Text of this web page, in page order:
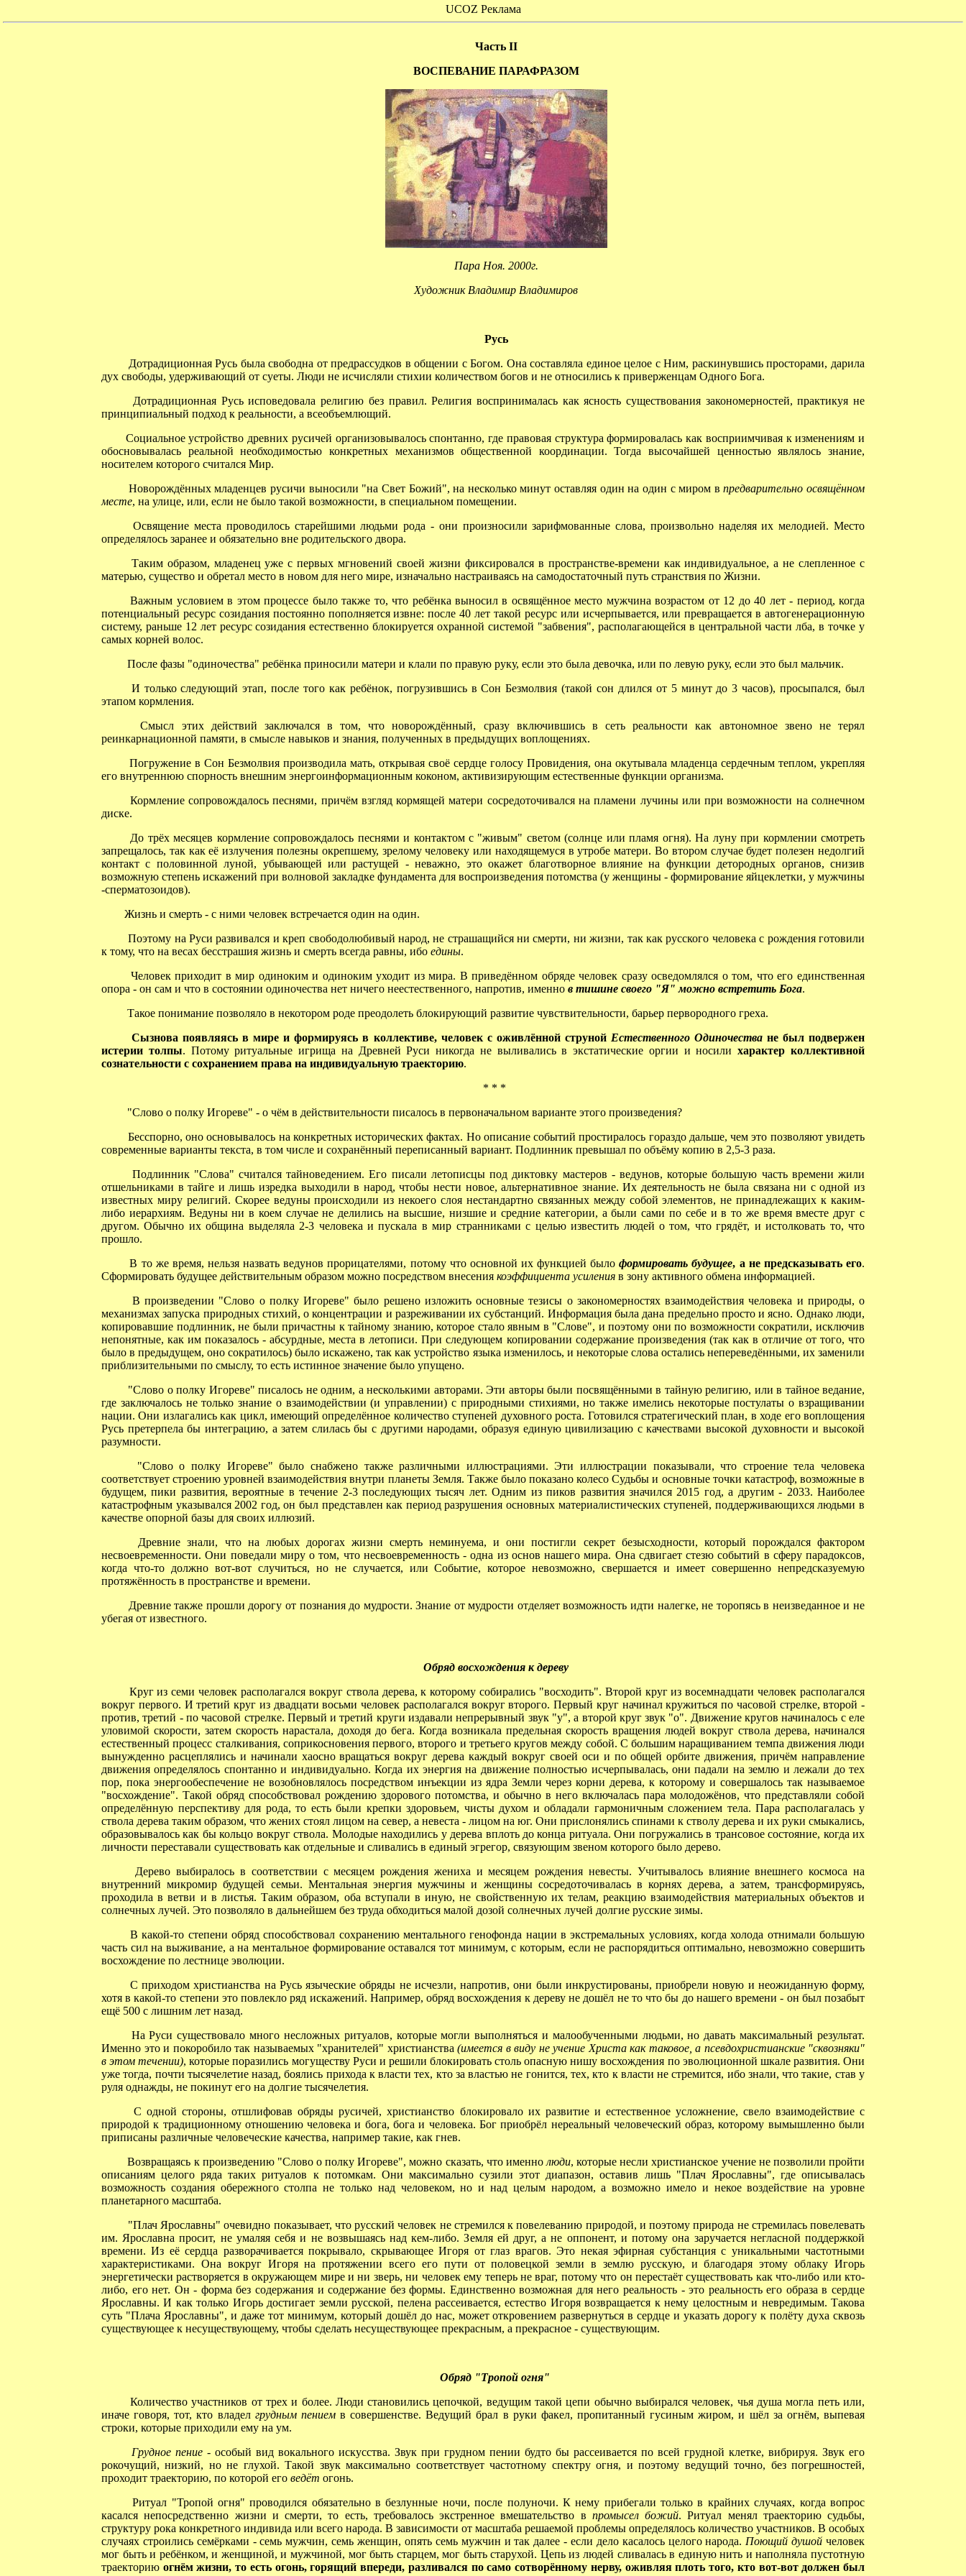
UCOZ Реклама
Часть II
ВОСПЕВАНИЕ ПАРАФРАЗОМ
Пара Ноя. 2000г.
Художник Владимир Владимиров
Русь
Дотрадиционная Русь была свободна от предрассудков в общении с Богом. Она составляла единое целое с Ним, раскинувшись просторами, дарила
дух свободы, удерживающий от суеты. Люди не исчисляли стихии количеством богов и не относились к приверженцам Одного Бога.
Дотрадиционная Русь исповедовала религию без правил. Религия воспринималась как ясность существования закономерностей, практикуя не
принципиальный подход к реальности, а всеобъемлющий.
Социальное устройство древних русичей организовывалось спонтанно, где правовая структура формировалась как восприимчивая к изменениям и
обосновывалась реальной необходимостью конкретных механизмов общественной координации. Тогда высочайшей ценностью являлось знание,
носителем которого считался Мир.
Новорождённых младенцев русичи выносили "на Свет Божий", на несколько минут оставляя один на один с миром впредварительно освящённом
месте, на улице, или, если не было такой возможности, в специальном помещении.
Освящение места проводилось старейшими людьми рода - они произносили зарифмованные слова, произвольно наделяя их мелодией. Место
определялось заранее и обязательно вне родительского двора.
Таким образом, младенец уже с первых мгновений своей жизни фиксировался в пространстве-времени как индивидуальное, а не слепленное с
матерью, существо и обретал место в новом для него мире, изначально настраиваясь на самодостаточный путь странствия по Жизни.
Важным условием в этом процессе было также то, что ребёнка выносил в освящённое место мужчина возрастом от 12 до 40 лет - период, когда
потенциальный ресурс созидания постоянно пополняется извне: после 40 лет такой ресурс или исчерпывается, или превращается в автогенерационную
систему, раньше 12 лет ресурс созидания естественно блокируется охранной системой "забвения", располагающейся в центральной части лба, в точке у
самых корней волос.
После фазы "одиночества" ребёнка приносили матери и клали по правую руку, если это была девочка, или по левую руку, если это был мальчик.
И только следующий этап, после того как ребёнок, погрузившись в Сон Безмолвия (такой сон длился от 5 минут до 3 часов), просыпался, был
этапом кормления.
Смысл этих действий заключался в том, что новорождённый, сразу включившись в сеть реальности как автономное звено не терял
реинкарнационной памяти, в смысле навыков и знания, полученных в предыдущих воплощениях.
Погружение в Сон Безмолвия производила мать, открывая своё сердце голосу Провидения, она окутывала младенца сердечным теплом, укрепляя
его внутреннюю спорность внешним энергоинформационным коконом, активизирующим естественные функции организма.
Кормление сопровождалось песнями, причём взгляд кормящей матери сосредоточивался на пламени лучины или при возможности на солнечном
диске.
До трёх месяцев кормление сопровождалось песнями и контактом с "живым" светом (солнце или пламя огня). На луну при кормлении смотреть
запрещалось, так как её излучения полезны окрепшему, зрелому человеку или находящемуся в утробе матери. Во втором случае будет полезен недолгий
контакт с половинной луной, убывающей или растущей - неважно, это окажет благотворное влияние на функции детородных органов, снизив
возможную степень искажений при волновой закладке фундамента для воспроизведения потомства (у женщины - формирование яйцеклетки, у мужчины
-сперматозоидов).
Жизнь и смерть - с ними человек встречается один на один.
Поэтому на Руси развивался и креп свободолюбивый народ, не страшащийся ни смерти, ни жизни, так как русского человека с рождения готовили
к тому, что на весах бесстрашия жизнь и смерть всегда равны, ибо едины.
Человек приходит в мир одиноким и одиноким уходит из мира. В приведённом обряде человек сразу осведомлялся о том, что его единственная
опора - он сам и что в состоянии одиночества нет ничего неестественного, напротив, именно в тишине своего "Я" можно встретить Бога.
Такое понимание позволяло в некотором роде преодолеть блокирующий развитие чувствительности, барьер первородного греха.
Сызнова появляясь в мире и формируясь в коллективе, человек с оживлённой струной Естественного Одиночестване был подвержен
истерии толпы. Потому ритуальные игрища на Древней Руси никогда не выливались в экстатические оргии и носилихарактер коллективной
сознательности с сохранением права на индивидуальную траекторию.
* * *
"Слово о полку Игореве" - о чём в действительности писалось в первоначальном варианте этого произведения?
Бесспорно, оно основывалось на конкретных исторических фактах. Но описание событий простиралось гораздо дальше, чем это позволяют увидеть
современные варианты текста, в том числе и сохранённый переписанный вариант. Подлинник превышал по объёму копию в 2,5-3 раза.
Подлинник "Слова" считался тайноведением. Его писали летописцы под диктовку мастеров - ведунов, которые большую часть времени жили
отшельниками в тайге и лишь изредка выходили в народ, чтобы нести новое, альтернативное знание. Их деятельность не была связана ни с одной из
известных миру религий. Скорее ведуны происходили из некоего слоя нестандартно связанных между собой элементов, не принадлежащих к каким-
либо иерархиям. Ведуны ни в коем случае не делились на высшие, низшие и средние категории, а были сами по себе и в то же время вместе друг с
другом. Обычно их община выделяла 2-3 человека и пускала в мир странниками с целью известить людей о том, что грядёт, и истолковать то, что
прошло.
В то же время, нельзя назвать ведунов прорицателями, потому что основной их функцией былоформировать будущее, а не предсказывать его.
Сформировать будущее действительным образом можно посредством внесения коэффициента усиления в зону активного обмена информацией.
В произведении "Слово о полку Игореве" было решено изложить основные тезисы о закономерностях взаимодействия человека и природы, о
механизмах запуска природных стихий, о концентрации и разреживании их субстанций. Информация была дана предельно просто и ясно. Однако люди,
копировавшие подлинник, не были причастны к тайному знанию, которое стало явным в "Слове", и поэтому они по возможности сократили, исключив
непонятные, как им показалось - абсурдные, места в летописи. При следующем копировании содержание произведения (так как в отличие от того, что
было в предыдущем, оно сократилось) было искажено, так как устройство языка изменилось, и некоторые слова остались непереведёнными, их заменили
приблизительными по смыслу, то есть истинное значение было упущено.
"Слово о полку Игореве" писалось не одним, а несколькими авторами. Эти авторы были посвящёнными в тайную религию, или в тайное ведание,
где заключалось не только знание о взаимодействии (и управлении) с природными стихиями, но также имелись некоторые постулаты о взращивании
нации. Они излагались как цикл, имеющий определённое количество ступеней духовного роста. Готовился стратегический план, в ходе его воплощения
Русь претерпела бы интеграцию, а затем слилась бы с другими народами, образуя единую цивилизацию с качествами высокой духовности и высокой
разумности.
"Слово о полку Игореве" было снабжено также различными иллюстрациями. Эти иллюстрации показывали, что строение тела человека
соответствует строению уровней взаимодействия внутри планеты Земля. Также было показано колесо Судьбы и основные точки катастроф, возможные в
будущем, пики развития, вероятные в течение 2-3 последующих тысяч лет. Одним из пиков развития значился 2015 год, а другим - 2033. Наиболее
катастрофным указывался 2002 год, он был представлен как период разрушения основных материалистических ступеней, поддерживающихся людьми в
качестве опорной базы для своих иллюзий.
Древние знали, что на любых дорогах жизни смерть неминуема, и они постигли секрет безысходности, который порождался фактором
несвоевременности. Они поведали миру о том, что несвоевременность - одна из основ нашего мира. Она сдвигает стезю событий в сферу парадоксов,
когда что-то должно вот-вот случиться, но не случается, или Событие, которое невозможно, свершается и имеет совершенно непредсказуемую
протяжённость в пространстве и времени.
Древние также прошли дорогу от познания до мудрости. Знание от мудрости отделяет возможность идти налегке, не торопясь в неизведанное и не
убегая от известного.
Обряд восхождения к дереву
Круг из семи человек располагался вокруг ствола дерева, к которому собирались "восходить". Второй круг из восемнадцати человек располагался
вокруг первого. И третий круг из двадцати восьми человек располагался вокруг второго. Первый круг начинал кружиться по часовой стрелке, второй -
против, третий - по часовой стрелке. Первый и третий круги издавали непрерывный звук "у", а второй круг звук "о". Движение кругов начиналось с еле
уловимой скорости, затем скорость нарастала, доходя до бега. Когда возникала предельная скорость вращения людей вокруг ствола дерева, начинался
естественный процесс сталкивания, соприкосновения первого, второго и третьего кругов между собой. С большим наращиванием темпа движения люди
вынужденно расцеплялись и начинали хаосно вращаться вокруг дерева каждый вокруг своей оси и по общей орбите движения, причём направление
движения определялось спонтанно и индивидуально. Когда их энергия на движение полностью исчерпывалась, они падали на землю и лежали до тех
пор, пока энергообеспечение не возобновлялось посредством инъекции из ядра Земли через корни дерева, к которому и совершалось так называемое
"восхождение". Такой обряд способствовал рождению здорового потомства, и обычно в него включалась пара молодожёнов, что представляли собой
определённую перспективу для рода, то есть были крепки здоровьем, чисты духом и обладали гармоничным сложением тела. Пара располагалась у
ствола дерева таким образом, что жених стоял лицом на север, а невеста - лицом на юг. Они прислонялись спинами к стволу дерева и их руки смыкались,
образовывалось как бы кольцо вокруг ствола. Молодые находились у дерева вплоть до конца ритуала. Они погружались в трансовое состояние, когда их
личности переставали существовать как отдельные и сливались в единый эгрегор, связующим звеном которого было дерево.
Дерево выбиралось в соответствии с месяцем рождения жениха и месяцем рождения невесты. Учитывалось влияние внешнего космоса на
внутренний микромир будущей семьи. Ментальная энергия мужчины и женщины сосредоточивалась в корнях дерева, а затем, трансформируясь,
проходила в ветви и в листья. Таким образом, оба вступали в иную, не свойственную их телам, реакцию взаимодействия материальных объектов и
солнечных лучей. Это позволяло в дальнейшем без труда обходиться малой дозой солнечных лучей долгие русские зимы.
В какой-то степени обряд способствовал сохранению ментального генофонда нации в экстремальных условиях, когда холода отнимали большую
часть сил на выживание, а на ментальное формирование оставался тот минимум, с которым, если не распорядиться оптимально, невозможно совершить
восхождение по лестнице эволюции.
С приходом христианства на Русь языческие обряды не исчезли, напротив, они были инкрустированы, приобрели новую и неожиданную форму,
хотя в какой-то степени это повлекло ряд искажений. Например, обряд восхождения к дереву не дошёл не то что бы до нашего времени - он был позабыт
ещё 500 с лишним лет назад.
На Руси существовало много несложных ритуалов, которые могли выполняться и малообученными людьми, но давать максимальный результат.
Именно это и покоробило так называемых "хранителей" христианства (имеется в виду не учение Христа как таковое, а псевдохристианские "сквозняки"
в этом течении), которые поразились могуществу Руси и решили блокировать столь опасную нишу восхождения по эволюционной шкале развития. Они
уже тогда, почти тысячелетие назад, боялись прихода к власти тех, кто за властью не гонится, тех, кто к власти не стремится, ибо знали, что такие, став у
руля однажды, не покинут его на долгие тысячелетия.
С одной стороны, отшлифовав обряды русичей, христианство блокировало их развитие и естественное усложнение, свело взаимодействие с
природой к традиционному отношению человека и бога, бога и человека. Бог приобрёл нереальный человеческий образ, которому вымышленно были
приписаны различные человеческие качества, например такие, как гнев.
Возвращаясь к произведению "Слово о полку Игореве", можно сказать, что именно люди, которые несли христианское учение не позволили пройти
описаниям целого ряда таких ритуалов к потомкам. Они максимально сузили этот диапазон, оставив лишь "Плач Ярославны", где описывалась
возможность создания обережного столпа не только над человеком, но и над целым народом, а возможно имело и некое воздействие на уровне
планетарного масштаба.
"Плач Ярославны" очевидно показывает, что русский человек не стремился к повелеванию природой, и поэтому природа не стремилась повелевать
им. Ярославна просит, не умаляя себя и не возвышаясь над кем-либо. Земля ей друг, а не оппонент, и потому она заручается негласной поддержкой
времени. Из её сердца разворачивается покрывало, скрывающее Игоря от глаз врагов. Это некая эфирная субстанция с уникальными частотными
характеристиками. Она вокруг Игоря на протяжении всего его пути от половецкой земли в землю русскую, и благодаря этому облаку Игорь
энергетически растворяется в окружающем мире и ни зверь, ни человек ему теперь не враг, потому что он перестаёт существовать как что-либо или кто-
либо, его нет. Он - форма без содержания и содержание без формы. Единственно возможная для него реальность - это реальность его образа в сердце
Ярославны. И как только Игорь достигает земли русской, пелена рассеивается, естество Игоря возвращается к нему целостным и невредимым. Такова
суть "Плача Ярославны", и даже тот минимум, который дошёл до нас, может откровением развернуться в сердце и указать дорогу к полёту духа сквозь
существующее к несуществующему, чтобы сделать несуществующее прекрасным, а прекрасное - существующим.
Обряд "Тропой огня"
Количество участников от трех и более. Люди становились цепочкой, ведущим такой цепи обычно выбирался человек, чья душа могла петь или,
иначе говоря, тот, кто владел грудным пениемв совершенстве. Ведущий брал в руки факел, пропитанный гусиным жиром, и шёл за огнём, выпевая
строки, которые приходили ему на ум.
Грудное пение - особый вид вокального искусства. Звук при грудном пении будто бы рассеивается по всей грудной клетке, вибрируя. Звук его
рокочущий, низкий, но не глухой. Такой звук максимально соответствует частотному спектру огня, и поэтому ведущий точно, без погрешностей,
проходит траекторию, по которой его ведёт огонь.
Ритуал "Тропой огня" проводился обязательно в безлунные ночи, после полуночи. К нему прибегали только в крайних случаях, когда вопрос
касался непосредственно жизни и смерти, то есть, требовалось экстренное вмешательство в промысел божий. Ритуал менял траекторию судьбы,
структуру рока конкретного индивида или всего народа. В зависимости от масштаба решаемой проблемы определялось количество участников. В особых
случаях строились семёрками - семь мужчин, семь женщин, опять семь мужчин и так далее - если дело касалось целого народа. Поющий душой человек
мог быть и ребёнком, и женщиной, и мужчиной, мог быть старцем, мог быть старухой. Цепь из людей сливалась в единую нить и наполняла пустотную
траекторию огнём жизни, то есть огонь, горящий впереди, разливался по само сотворённому нерву, оживляя плоть того, кто вот-вот должен был